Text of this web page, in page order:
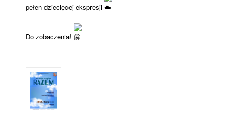
pełen dziecięcej ekspresji
Do zobaczenia!